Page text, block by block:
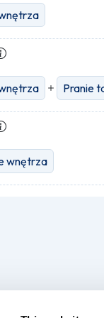
Pranie
wnętrza